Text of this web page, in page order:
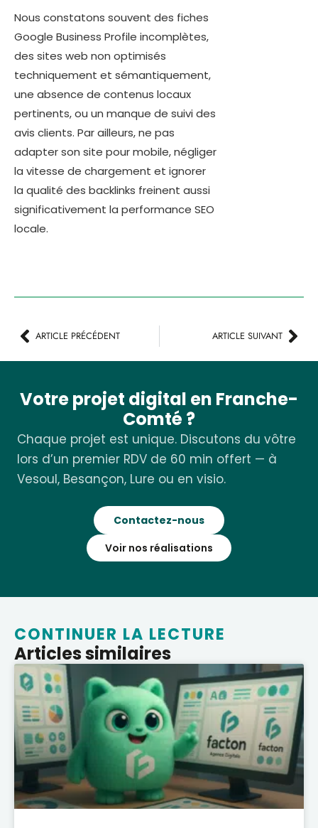
Nous constatons souvent des fiches
Google Business Profile incomplètes,
des sites web non optimisés
techniquement et sémantiquement,
une absence de contenus locaux
pertinents, ou un manque de suivi des
avis clients. Par ailleurs, ne pas
adapter son site pour mobile, négliger
la vitesse de chargement et ignorer
la qualité des backlinks freinent aussi
significativement la performance SEO
locale.
ARTICLE PRÉCÉDENT ARTICLE SUIVANT
Votre projet digital en Franche-
Comté ?
Chaque projet est unique. Discutons du vôtre
lors d’un premier RDV de 60 min offert — à
Vesoul, Besançon, Lure ou en visio.
Contactez-nous
Voir nos réalisations
CONTINUER LA LECTURE
Articles similaires